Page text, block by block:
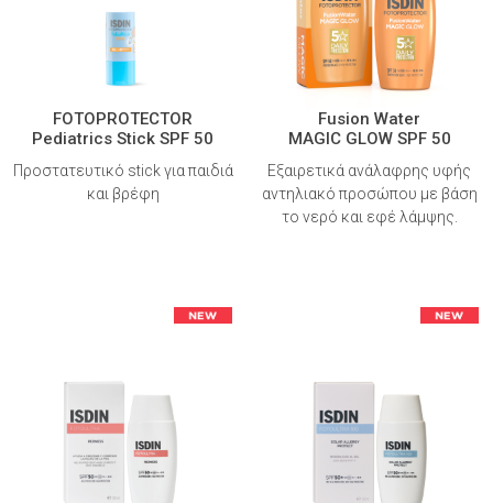
FOTOPROTECTOR
Pediatrics Stick SPF 50
Προστατευτικό stick για παιδιά
και βρέφη
Fusion Water
MAGIC GLOW SPF 50
Εξαιρετικά ανάλαφρης υφής
αντηλιακό προσώπου με βάση
το νερό και εφέ λάμψης.